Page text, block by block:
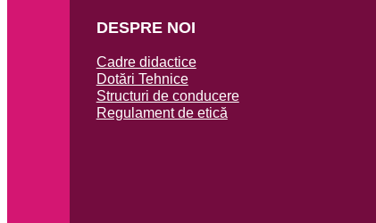
DESPRE NOI
Cadre didactice
Dotări Tehnice
Structuri de conducere
Regulament de etică